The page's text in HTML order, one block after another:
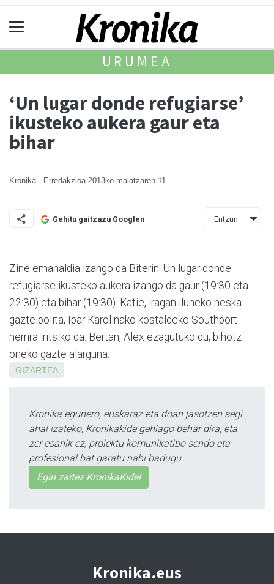
URUMEA
‘Un lugar donde refugiarse’
ikusteko aukera gaur eta
bihar
Kronika - Erredakzioa 2013ko maiatzaren 11
Gehitu gaitzazu Googlen Entzun
Zine emanaldia izango da Biterin. Un lugar donde
refugiarse ikusteko aukera izango da gaur (19:30 eta
22:30) eta bihar (19:30). Katie, iragan iluneko neska
gazte polita, Ipar Karolinako kostaldeko Southport
herrira iritsiko da. Bertan, Alex ezagutuko du, bihotz
oneko gazte alarguna.
GIZARTEA
Kronika egunero, euskaraz eta doan jasotzen segi
ahal izateko, Kronikakide gehiago behar dira, eta
zer esanik ez, proiektu komunikatibo sendo eta
profesional bat garatu nahi badugu.
Egin zaitez KronikaKide!
Kronika.eus